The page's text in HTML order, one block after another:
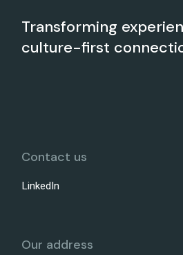
Transforming
culture-first
Contact us
LinkedIn
Our address